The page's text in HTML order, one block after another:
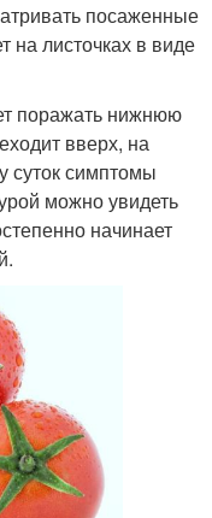
посаженные
на листочках в виде
поражать нижнюю
вверх, на
суток симптомы
можно увидеть
начинает